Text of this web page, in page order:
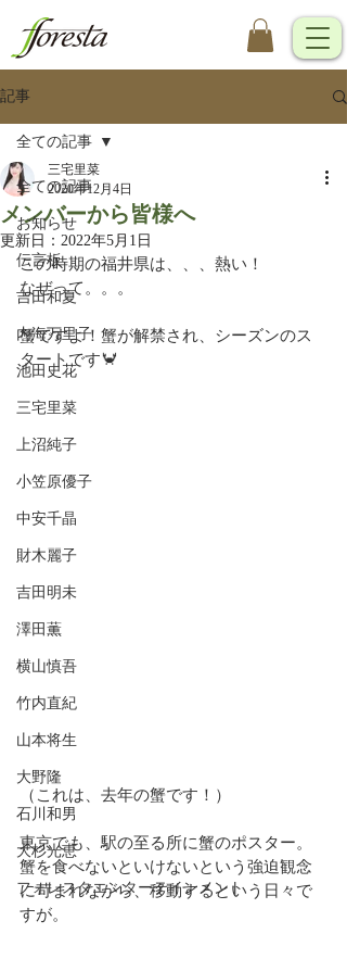
記事
全ての記事
お知らせ
伝言板
吉田和夏
内海万里子
池田史花
三宅里菜
上沼純子
小笠原優子
中安千晶
財木麗子
吉田明未
澤田薫
横山慎吾
竹内直紀
山本将生
大野隆
石川和男
大杉光恵
フォレスタエンターテインメント
全ての記事
メンバーから皆様へ
三宅里菜
2020年12月4日
更新日： 2022年5月1日
この時期の福井県は、、、熱い！
なぜって。。。
蟹ですよ！蟹が解禁され、シーズンのス
タートです🦀
（これは、去年の蟹です！）
東京でも、駅の至る所に蟹のポスター。
蟹を食べないといけないという強迫観念
に苛まれながら、移動するという日々で
すが。